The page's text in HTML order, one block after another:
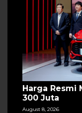
Harga Resmi
300 Juta
August 8, 2026